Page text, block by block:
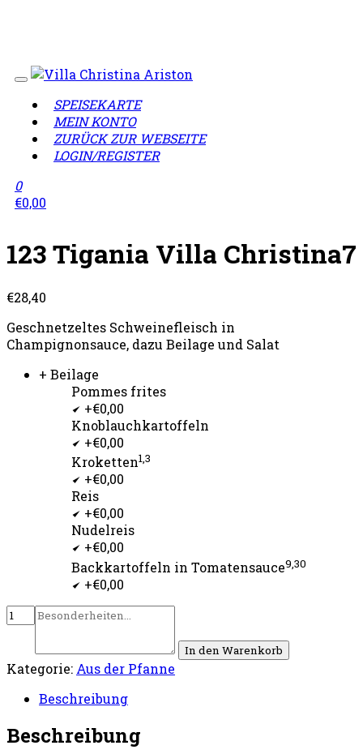
SPEISEKARTE
MEIN KONTO
ZURÜCK ZUR WEBSEITE
LOGIN/REGISTER
0
€0,00
123 Tigania Villa Christina7
€28,40
Geschnetzeltes Schweinefleisch in
Champignonsauce, dazu Beilage und Salat
+ Beilage
Pommes frites
+€0,00
Knoblauchkartoffeln
+€0,00
Kroketten1,3
+€0,00
Reis
+€0,00
Nudelreis
+€0,00
Backkartoffeln in Tomatensauce9,30
+€0,00
In den Warenkorb
Kategorie: Aus der Pfanne
Beschreibung
Beschreibung